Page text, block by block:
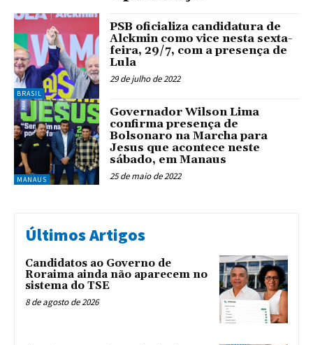
BRASIL
PSB oficializa candidatura de
Alckmin como vice nesta sexta-
feira, 29/7, com a presença de
Lula
29 de julho de 2022
MANAUS
Governador Wilson Lima
confirma presença de
Bolsonaro na Marcha para
Jesus que acontece neste
sábado, em Manaus
25 de maio de 2022
Últimos Artigos
Candidatos ao Governo de
Roraima ainda não aparecem no
sistema do TSE
8 de agosto de 2026